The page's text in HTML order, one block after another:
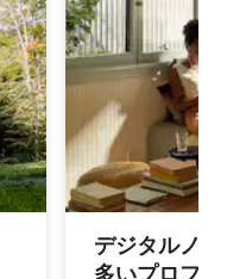
デジタルノ
多⁠いプ⁠ロ⁠フ⁠